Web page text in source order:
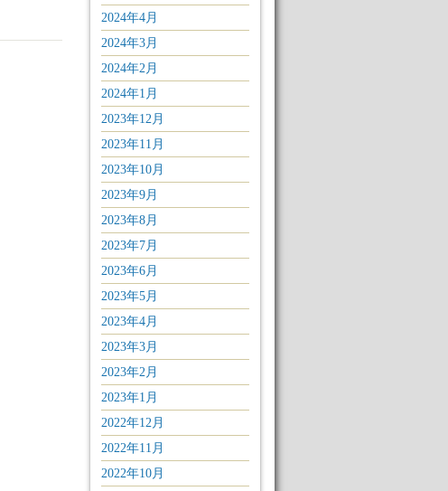
2024年4月
2024年3月
2024年2月
2024年1月
2023年12月
2023年11月
2023年10月
2023年9月
2023年8月
2023年7月
2023年6月
2023年5月
2023年4月
2023年3月
2023年2月
2023年1月
2022年12月
2022年11月
2022年10月